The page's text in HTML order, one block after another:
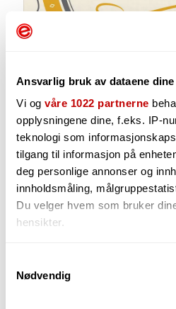
Ansvarlig bruk av dataene dine
Vi og våre 1022 partnerne
opplysningene dine, f.eks. IP-
teknologi som
tilgang til informasjon på
deg personlige annonser og
innholdsmåling,
Du velger hvem som bruker
hensikter.
Innhente informasjon om
Nødvendig
69,-